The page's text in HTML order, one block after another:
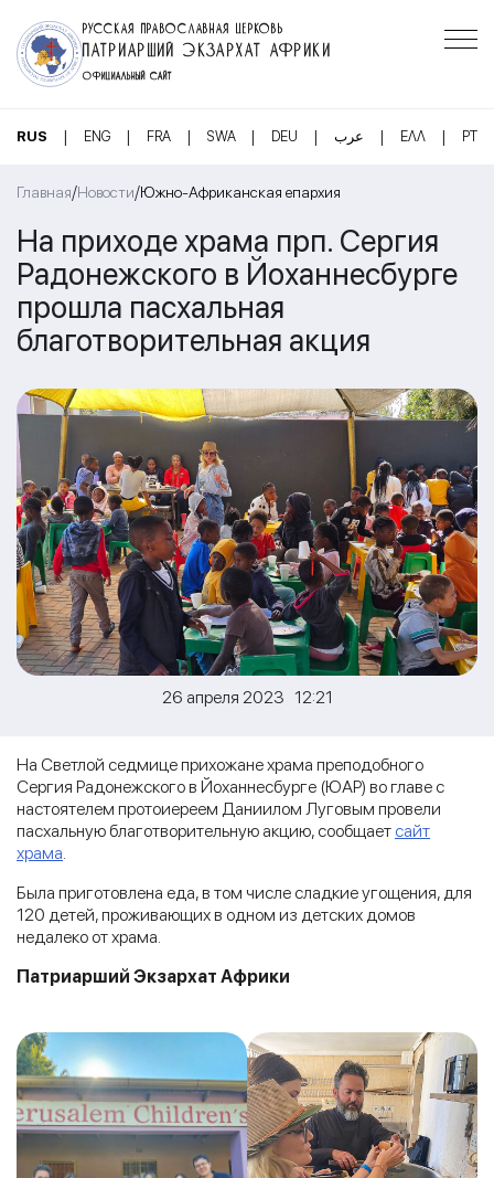
РУССКАЯ ПРАВОСЛАВНАЯ ЦЕРКОВЬ
ПАТРИАРШИЙ ЭКЗАРХАТ АФРИКИ
ОФИЦИАЛЬНЫЙ САЙТ
RUS | ENG | FRA | SWA | DEU | عرب | ΕΛΛ | PT
Главная/Новости/Южно-Африканская епархия
На приходе храма прп. Сергия
Радонежского в Йоханнесбурге
прошла пасхальная
благотворительная акция
26 апреля 2023 12:21
На Светлой седмице прихожане храма преподобного
Сергия Радонежского в Йоханнесбурге (ЮАР) во главе с
настоятелем протоиереем Даниилом Луговым провели
пасхальную благотворительную акцию, сообщает сайт
храма
Была приготовлена еда, в том числе сладкие угощения, для
120 детей, проживающих в одном из детских домов
недалеко от храма.
Патриарший Экзархат Африки